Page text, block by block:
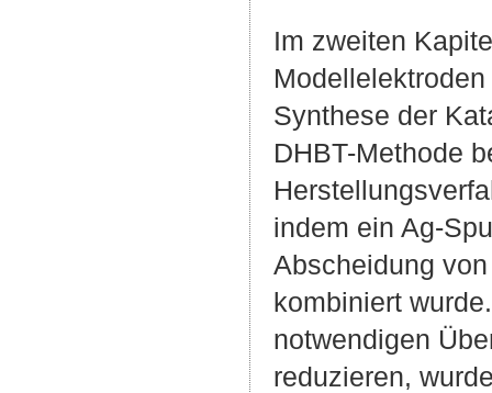
Im zweiten
Synthese der
DHBT-Methode
indem ein Ag-
Abscheidung
kombiniert
notwendigen
reduzieren,